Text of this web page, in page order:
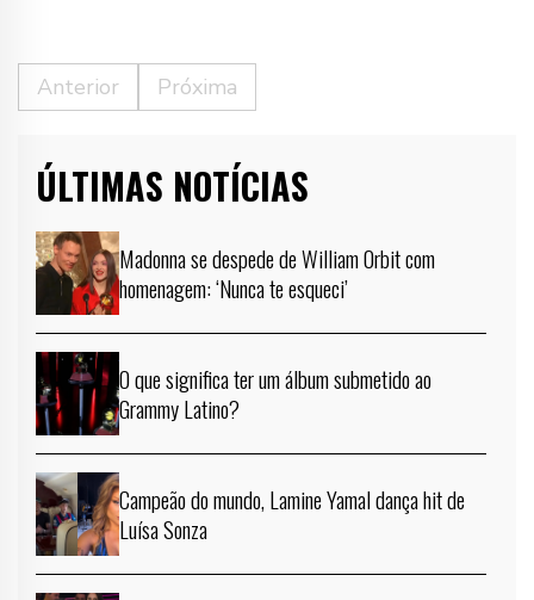
Anterior Próxima
ÚLTIMAS NOTÍCIAS
Madonna se despede de William Orbit com
homenagem: ‘Nunca te esqueci’
O que significa ter um álbum submetido ao
Grammy Latino?
Campeão do mundo, Lamine Yamal dança hit de
Luísa Sonza